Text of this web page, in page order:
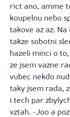
rict ano, amme
koupelnu nebo
takove az az.
takze sobotni
hazeli minci o
ze jsem vazne
vubec nekdo
taky jsem rada,
i tech par
vztah. -Joo a